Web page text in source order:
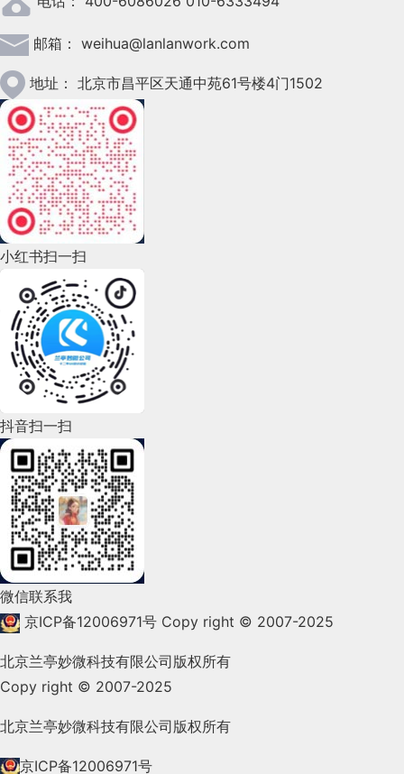
2023年3月(37)
2023年2月(90)
2023年1月(78)
2022年12月(45)
2022年11月(69)
2022年10月(51)
2022年9月(135)
2022年8月(60)
2022年7月(111)
2022年6月(162)
2022年5月(143)
2022年4月(86)
2022年3月(119)
2022年2月(53)
2022年1月(99)
2021年12月(105)
2021年9月(153)
2021年8月(147)
2021年7月(149)
邮箱： weihua@lanlanwork.com
地址： 北京市昌平区天通中苑61号楼4门1502
小红书扫一扫
抖音扫一扫
微信联系我
京ICP备12006971号 Copy right © 2007-2025
北京兰亭妙微科技有限公司版权所有
Copy right © 2007-2025
北京兰亭妙微科技有限公司版权所有
京ICP备12006971号